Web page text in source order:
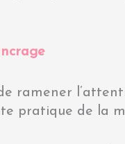
ramener
pratique de la